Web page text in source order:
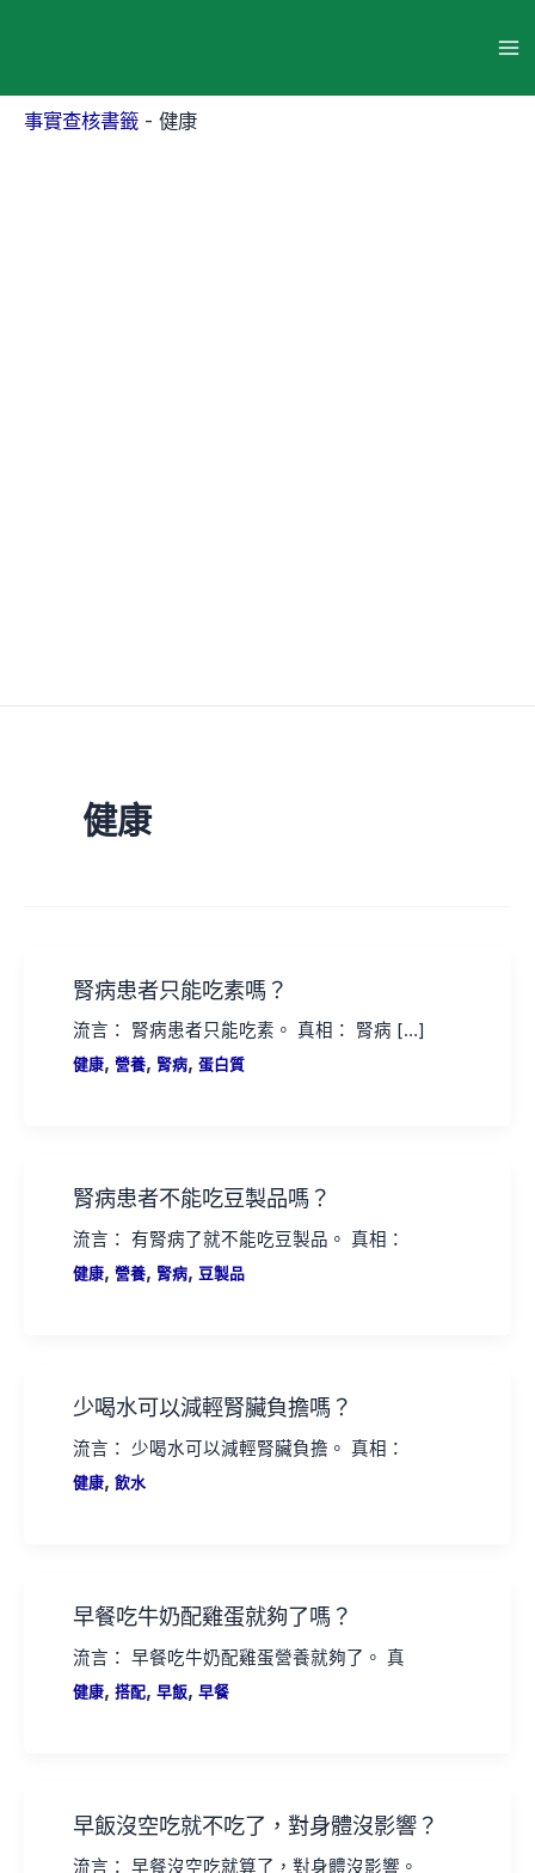
事實查核書籤 - 健康
健康
腎病患者只能吃素嗎？
流言： 腎病患者只能吃素。 真相： 腎病 […]
健康,營養, 腎病,蛋白質
腎病患者不能吃豆製品嗎？
流言： 有腎病了就不能吃豆製品。 真相：
健康,營養, 腎病,豆製品
少喝水可以減輕腎臟負擔嗎？
流言： 少喝水可以減輕腎臟負擔。 真相：
健康,飲水
早餐吃牛奶配雞蛋就夠了嗎？
流言： 早餐吃牛奶配雞蛋營養就夠了。 真
健康,搭配,早飯,早餐
早飯沒空吃就不吃了，對身體沒影響？
流言： 早餐沒空吃就算了，對身體沒影響。